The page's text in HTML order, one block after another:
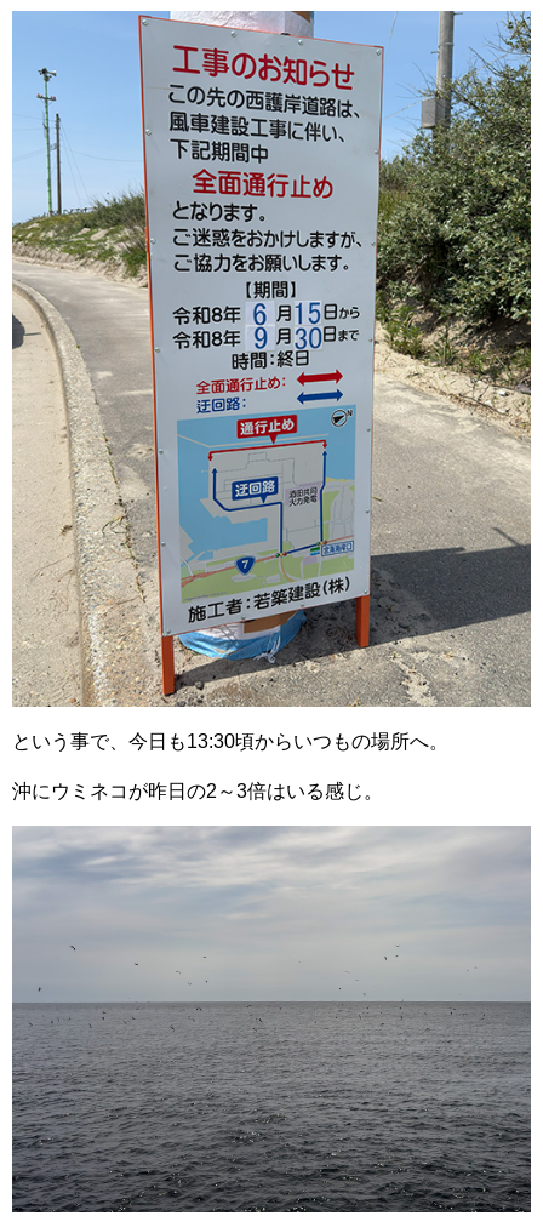
という事で、今日も13:30頃からいつもの場所へ。
沖にウミネコが昨日の2～3倍はいる感じ。